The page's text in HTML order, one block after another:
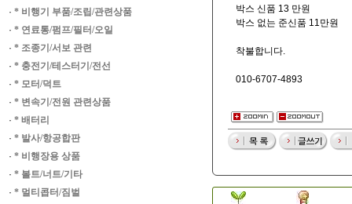
· * 비행기 부품/조립/관련상품
· * 연료통/펌프/필터/오일
· * 조종기/서보 관련
· * 충전기/테스터기/전선
· * 모터/덕트
· * 변속기/전원 관련상품
· * 배터리
· * 발사/항공합판
· * 비행장용 상품
· * 볼트/너트/기타
· * 멀티콥터/짐벌
박스 신품 13 만원
박스 없는 준신품 11만원
착불합니다.
010-6707-4893